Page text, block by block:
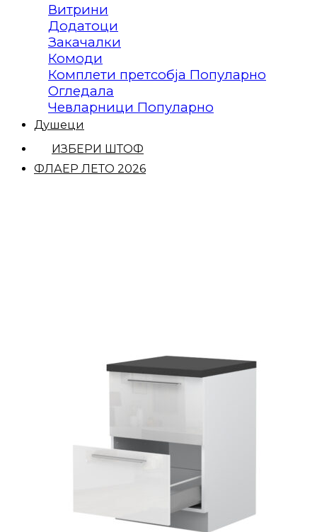
Витрини
Додатоци
Закачалки
Комоди
Комплети претсобја
Огледала
Чевларници
Душеци
ИЗБЕРИ ШТОФ
ФЛАЕР ЛЕТО 2026